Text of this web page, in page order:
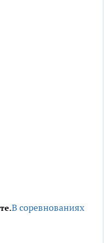
В соревнованиях